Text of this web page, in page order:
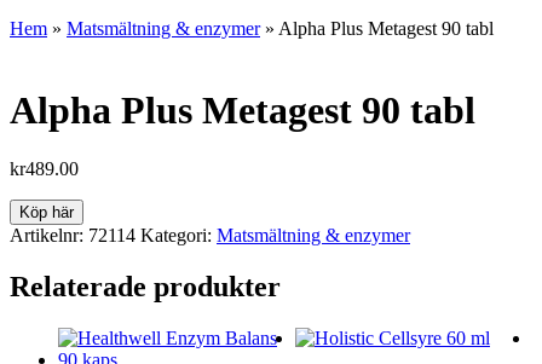
Hem » Matsmältning & enzymer » Alpha Plus Metagest 90 tabl
Alpha Plus Metagest 90 tabl
kr489.00
Köp här
Artikelnr: 72114 Kategori: Matsmältning & enzymer
Relaterade produkter